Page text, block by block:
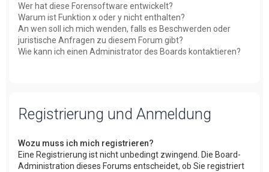
Wer hat diese Forensoftware entwickelt?
Warum ist Funktion x oder y nicht enthalten?
An wen soll ich mich wenden, falls es Beschwerden oder
juristische Anfragen zu diesem Forum gibt?
Wie kann ich einen Administrator des Boards kontaktieren?
Registrierung und Anmeldung
Wozu muss ich mich registrieren?
Eine Registrierung ist nicht unbedingt zwingend. Die Board-
Administration dieses Forums entscheidet, ob Sie registriert